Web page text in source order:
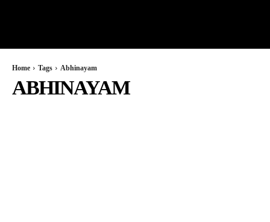
Home Tags Abhinayam
ABHINAYAM